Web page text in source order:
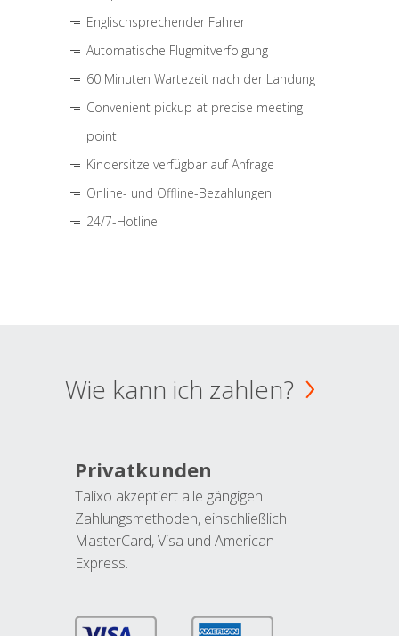
Englischsprechender Fahrer
Automatische Flugmitverfolgung
60 Minuten Wartezeit nach der Landung
Convenient pickup at precise meeting
point
Kindersitze verfügbar auf Anfrage
Online- und Offline-Bezahlungen
24/7-Hotline
Wie kann ich zahlen?
Privatkunden
Talixo akzeptiert alle gängigen
Zahlungsmethoden, einschließlich
MasterCard, Visa und American
Express.